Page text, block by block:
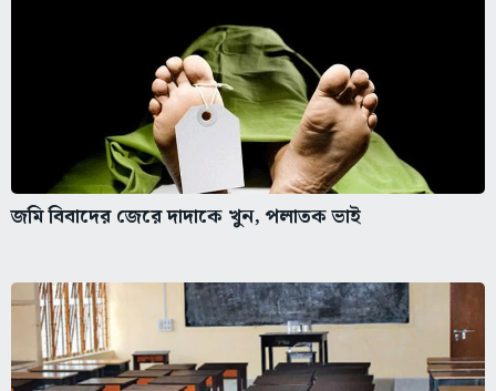
জমি বিবাদের জেরে দাদাকে খুন, পলাতক ভাই